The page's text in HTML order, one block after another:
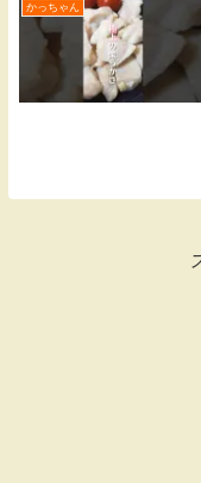
かっちゃん